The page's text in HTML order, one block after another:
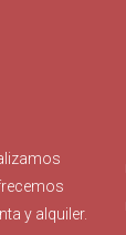
y alquiler.